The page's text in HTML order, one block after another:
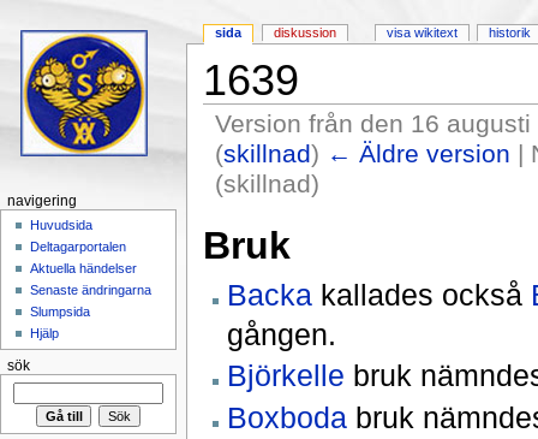
1639
Version från den 16
(skillnad) ← Äldre version |
(skillnad)
Bruk
Backakallades också
gången.
Björkelle bruk
Boxboda bruk
sida diskussion visa wikitext historik
navigering
Huvudsida
Deltagarportalen
Aktuella händelser
Senaste ändringarna
Slumpsida
Hjälp
sök